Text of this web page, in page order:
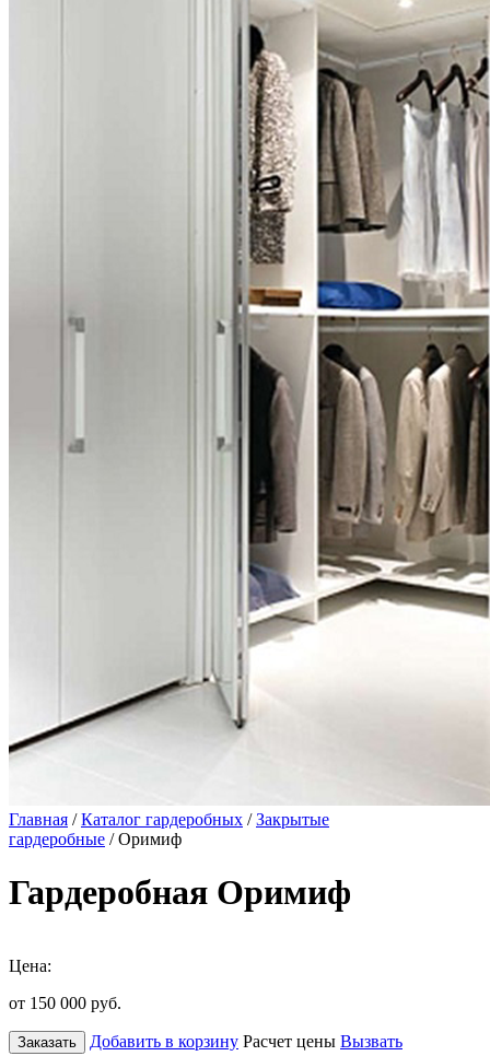
Главная /Каталог гардеробных /Закрытые
гардеробные / Оримиф
Гардеробная Оримиф
Цена:
от 150 000 руб.
Заказать Добавить в корзину Расчет цены Вызвать